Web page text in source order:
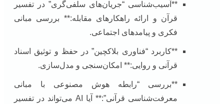
**آسیب‌شناسی “جریان‌های سلفی‌گری” در تفسیر
قرآن و ارائه راهکارهای مقابله:** بررسی مبانی
فکری و پیامدهای اجتماعی.
**کاربرد “فناوری بلاکچین” در حفظ و توثیق اسناد
قرآنی و روایی:** امکان‌سنجی و مدل‌سازی.
**بررسی “رابطه هوش مصنوعی با مبانی
معرفت‌شناسی قرآنی”:** آیا AI می‌تواند در تفسیر